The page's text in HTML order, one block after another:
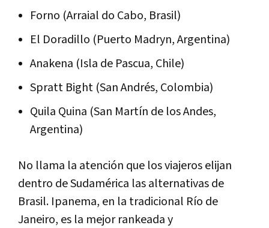
Forno (Arraial do Cabo, Brasil)
El Doradillo (Puerto Madryn, Argentina)
Anakena (Isla de Pascua, Chile)
Spratt Bight (San Andrés, Colombia)
Quila Quina (San Martín de los Andes,
Argentina)
No llama la atención que los viajeros elijan
dentro de Sudamérica las alternativas de
Brasil. Ipanema, en la tradicional Río de
Janeiro, es la mejor rankeada y